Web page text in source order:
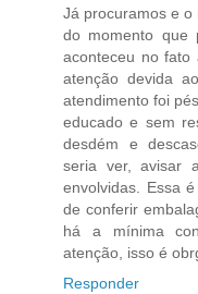
Já procuramos e
do momento que
aconteceu no fato
atenção devida
atendimento foi
educado e sem
desdém e
seria ver, avisar
envolvidas. Essa
de conferir
há a mínima
atenção, isso é
Responder